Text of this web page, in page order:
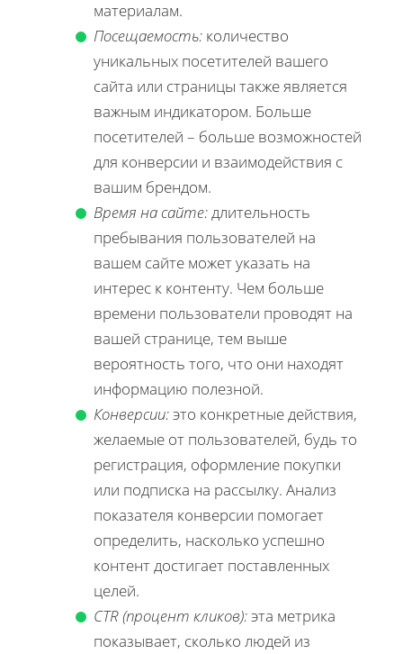
материалам.
Посещаемость: количество
уникальных посетителей вашего
сайта или страницы также является
важным индикатором. Больше
посетителей – больше возможностей
для конверсии и взаимодействия с
вашим брендом.
Время на сайте:длительность
пребывания пользователей на
вашем сайте может указать на
интерес к контенту. Чем больше
времени пользователи проводят на
вашей странице, тем выше
вероятность того, что они находят
информацию полезной.
Конверсии:это конкретные действия,
желаемые от пользователей, будь то
регистрация, оформление покупки
или подписка на рассылку. Анализ
показателя конверсии помогает
определить, насколько успешно
контент достигает поставленных
целей.
CTR (процент кликов):эта метрика
показывает, сколько людей из